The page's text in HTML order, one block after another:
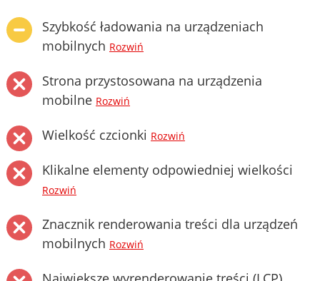
Szybkość ładowania na urządzeniach
mobilnych Rozwiń
Strona przystosowana na urządzenia
mobilne Rozwiń
Wielkość czcionki Rozwiń
Klikalne elementy odpowiedniej wielkości
Rozwiń
Znacznik renderowania treści dla urządzeń
mobilnych Rozwiń